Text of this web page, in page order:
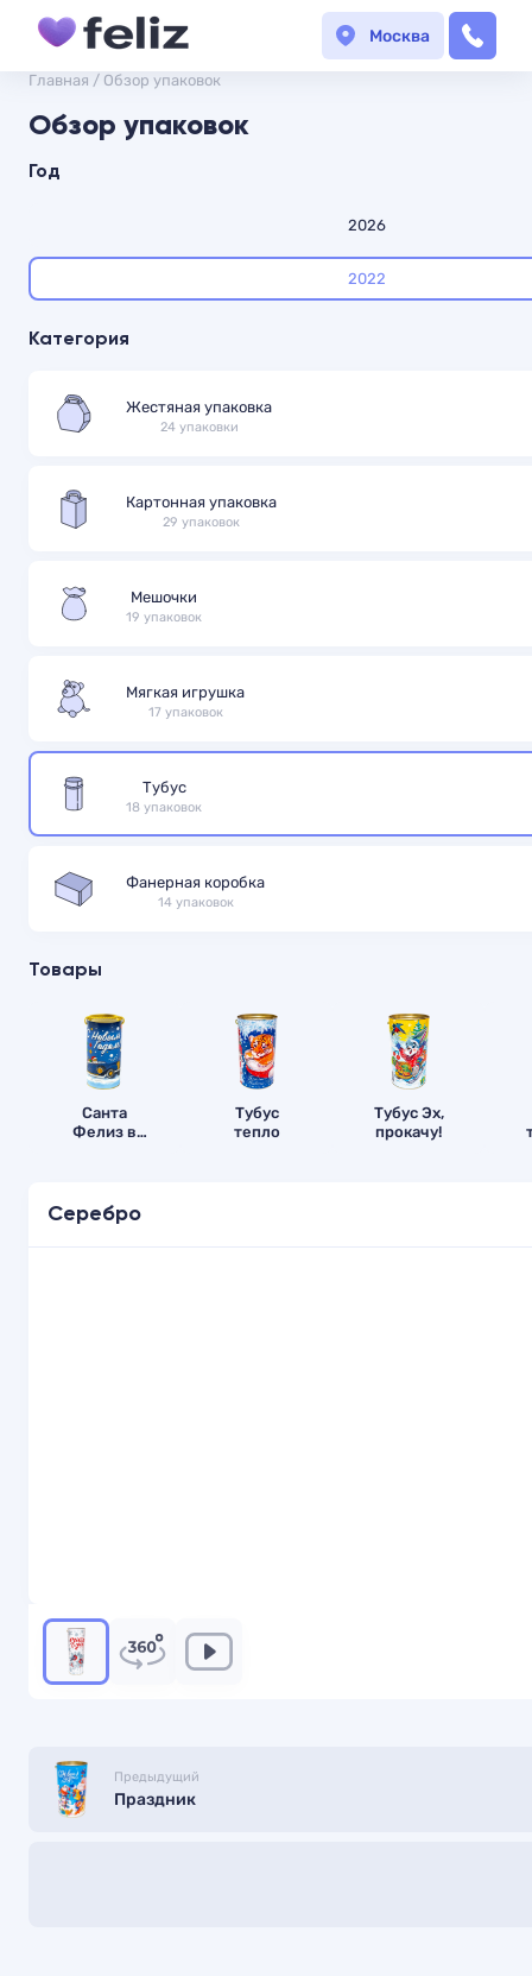
Москва
Главная / Обзор упаковок
Обзор упаковок
Год
2026
2022
Категория
Жестяная упаковка
24 упаковки
Картонная упаковка
29 упаковок
Мешочки
19 упаковок
Мягкая игрушка
17 упаковок
Тубус
18 упаковок
Фанерная коробка
14 упаковок
Товары
Санта
Фелиз в
Тубус
тепло
Тубус Эх,
прокачу!
Серебро
Предыдущий
Праздник